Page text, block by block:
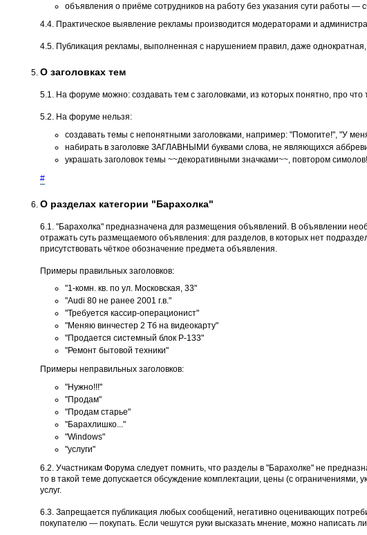
объявления о приёме сотрудников на работу без указания сути работы —
4.4. Практическое выявление рекламы производится модераторами и
4.5. Публикация рекламы, выполненная с нарушением правил, даже
О заголовках тем
5.1. На форуме можно: создавать тем с заголовками, из которых понятно, про что
5.2. На форуме нельзя:
создавать темы с непонятными заголовками, например: "Помогите!", "У
набирать в заголовке ЗАГЛАВНЫМИ буквами слова, не являющихся
украшать заголовок темы ~~декоративными значками~~, повтором
#
О разделах категории "Барахолка"
6.1. "Барахолка" предназначена для размещения объявлений. В объявлении
отражать суть размещаемого объявления: для разделов, в которых нет
присутствовать чёткое обозначение предмета объявления.
Примеры правильных заголовков:
"1-комн. кв. по ул. Московская, 33"
"Audi 80 не ранее 2001 г.в."
"Требуется кассир-операционист"
"Меняю винчестер 2 Тб на видеокарту"
"Продается системный блок P-133"
"Ремонт бытовой техники"
Примеры неправильных заголовков:
"Нужно!!!"
"Продам"
"Продам старье"
"Барахлишко..."
"Windows"
"услуги"
6.2. Участникам Форума следует помнить, что разделы в "Барахолке" не
то в такой теме допускается обсуждение комплектации, цены (с ограничениями,
услуг.
6.3. Запрещается публикация любых сообщений, негативно оценивающих
покупателю — покупать. Если чешутся руки высказать мнение, можно написать